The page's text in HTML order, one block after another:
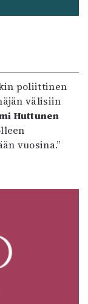
poliittinen
välisiin
Huttunen
vuosina.”